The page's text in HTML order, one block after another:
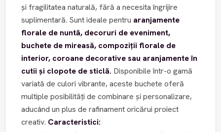
și fragilitatea naturală, fără a necesita îngrijire
suplimentară. Sunt ideale pentru aranjamente
florale de nuntă, decoruri de eveniment,
buchete de mireasă, compoziții florale de
interior, coroane decorative sau aranjamente în
cutii și clopote de sticlă. Disponibile într-o gamă
variată de culori vibrante, aceste buchete oferă
multiple posibilități de combinare și personalizare,
aducând un plus de rafinament oricărui proiect
creativ. Caracteristici: